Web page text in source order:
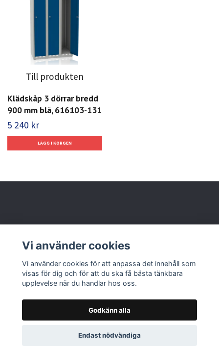
Till produkten
Klädskåp 3 dörrar bredd
900 mm blå, 616103-131
5 240 kr
Läs mer
© 2026 Nolbox AB
Vi använder cookies
Vi använder cookies för att anpassa det innehåll som
visas för dig och för att du ska få bästa tänkbara
upplevelse när du handlar hos oss.
Godkänn alla
Endast nödvändiga